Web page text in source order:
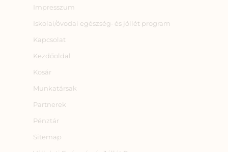
Impresszum
Iskolai/óvodai egészség‑ és jóllét program
Kapcsolat
Kezdőoldal
Kosár
Munkatársak
Partnerek
Pénztár
Sitemap